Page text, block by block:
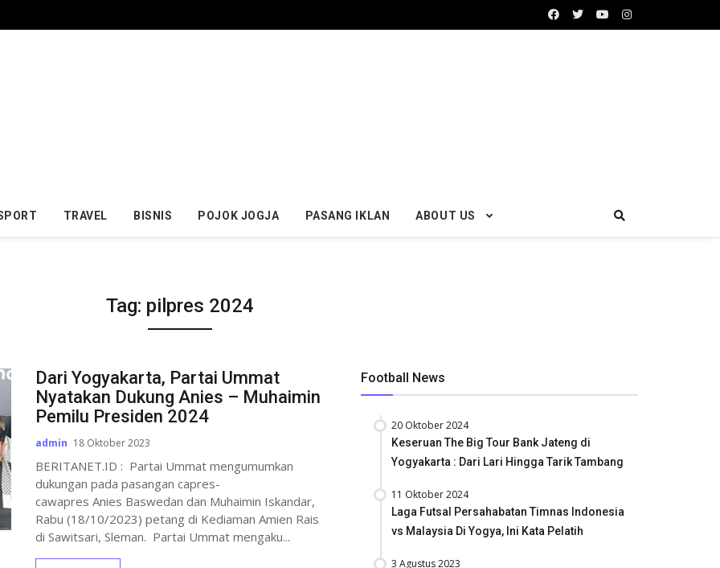
TRAVEL BISNIS POJOK JOGJA PASANG IKLAN ABOUT US
Tag: pilpres 2024
Dari Yogyakarta, Partai Ummat
Nyatakan Dukung Anies – Muhaimin
Pemilu Presiden 2024
admin 18 Oktober 2023
BERITANET.ID : Partai Ummat mengumumkan
dukungan pada pasangan capres-
cawapres Anies Baswedan dan Muhaimin Iskandar,
Rabu (18/10/2023) petang di Kediaman Amien Rais
di Sawitsari, Sleman. Partai Ummat mengaku...
Football News
20 Oktober 2024
Keseruan The Big Tour Bank Jateng di
Yogyakarta : Dari Lari Hingga Tarik Tambang
11 Oktober 2024
Laga Futsal Persahabatan Timnas Indonesia
vs Malaysia Di Yogya, Ini Kata Pelatih
3 Agustus 2023